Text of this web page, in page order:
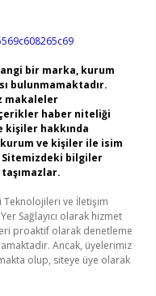
bir marka, kurum
bulunmamaktadır.
makaleler
haber niteliği
kişiler hakkında
kurum ve kişiler ile isim
bilgiler
Teknolojileri ve İletişim
Sağlayıcı olarak hizmet
proaktif olarak denetleme
Ancak, üyelerimiz
olup, siteye üye olarak